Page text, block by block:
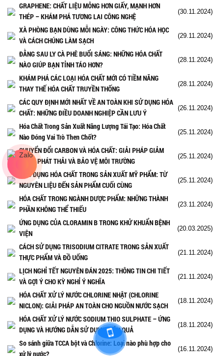
GRAPHENE: CHẤT LIỆU MỎNG HƠN GIẤY, MẠNH HƠN
THÉP – KHÁM PHÁ TƯƠNG LAI CÔNG NGHỆ
(30.11.2024)
XÀ PHÒNG BẠN DÙNG MỖI NGÀY: CÔNG THỨC HÓA HỌC
VÀ CÁCH CHÚNG LÀM SẠCH
(29.11.2024)
ĐẰNG SAU LY CÀ PHÊ BUỔI SÁNG: NHỮNG HÓA CHẤT
NÀO GIÚP BẠN TỈNH TÁO HƠN?
(28.11.2024)
KHÁM PHÁ CÁC LOẠI HÓA CHẤT MỚI CÓ TIỀM NĂNG
THAY THẾ HÓA CHẤT TRUYỀN THỐNG
(28.11.2024)
CÁC QUY ĐỊNH MỚI NHẤT VỀ AN TOÀN KHI SỬ DỤNG HÓA
CHẤT: NHỮNG ĐIỀU DOANH NGHIỆP CẦN LƯU Ý
(26.11.2024)
Hóa Chất Trong Sản Xuất Năng Lượng Tái Tạo: Hóa Chất
Nào Đóng Vai Trò Then Chốt?
(25.11.2024)
CHUYỂN ĐỔI CARBON VÀ HÓA CHẤT: GIẢI PHÁP GIẢM
THIỂU PHÁT THẢI VÀ BẢO VỆ MÔI TRƯỜNG
(25.11.2024)
ỨNG DỤNG HÓA CHẤT TRONG SẢN XUẤT MỸ PHẨM: TỪ
NGUYÊN LIỆU ĐẾN SẢN PHẨM CUỐI CÙNG
(25.11.2024)
HÓA CHẤT TRONG NGÀNH DƯỢC PHẨM: NHỮNG THÀNH
PHẦN KHÔNG THỂ THIẾU
(23.11.2024)
ỨNG DỤNG CỦA CLORAMIN B TRONG KHỬ KHUẨN BỆNH
VIỆN
(20.03.2025)
CÁCH SỬ DỤNG TRISODIUM CITRATE TRONG SẢN XUẤT
THỰC PHẨM VÀ ĐỒ UỐNG
(21.11.2024)
LỊCH NGHỈ TẾT NGUYÊN ĐÁN 2025: THÔNG TIN CHI TIẾT
VÀ GỢI Ý CHO KỲ NGHỈ Ý NGHĨA
(21.11.2024)
HÓA CHẤT XỬ LÝ NƯỚC CHLORINE NHẬT (CHLORINE
NICLON): GIẢI PHÁP AN TOÀN CHO NGUỒN NƯỚC SẠCH
(18.11.2024)
HÓA CHẤT XỬ LÝ NƯỚC SODIUM THIO SULPHATE – ỨNG
DỤNG VÀ HƯỚNG DẪN SỬ DỤNG HIỆU QUẢ
(18.11.2024)
So sánh giữa TCCA bột và Chlorine: Loại nào phù hợp cho
xử lý nước?
(16.11.2024)